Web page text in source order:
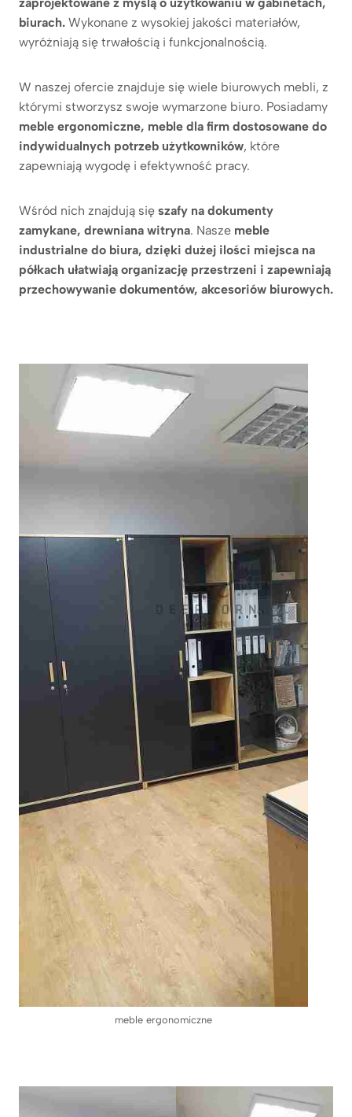
biurach. Wykonane z wysokiej jakości materiałów,
wyróżniają się trwałością i funkcjonalnością.
W naszej ofercie znajduje się wiele biurowych mebli, z
którymi stworzysz swoje wymarzone biuro. Posiadamy
meble ergonomiczne, meble dla firm dostosowane do
indywidualnych potrzeb użytkowników, które
zapewniają wygodę i efektywność pracy.
Wśród nich znajdują się szafy na dokumenty
zamykane, drewniana witryna. Nasze meble
industrialne do biura, dzięki dużej ilości miejsca na
półkach ułatwiają organizację przestrzeni i zapewniają
przechowywanie dokumentów, akcesoriów biurowych.
meble ergonomiczne